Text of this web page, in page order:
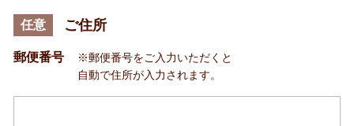
任意 ご住所
郵便番号
※郵便番号をご入力いただくと
自動で住所が入力されます。